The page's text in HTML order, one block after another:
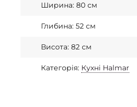
Ширина: 80 см
Глибина: 52 см
Висота: 82 см
Категорія: Кухні Halmar